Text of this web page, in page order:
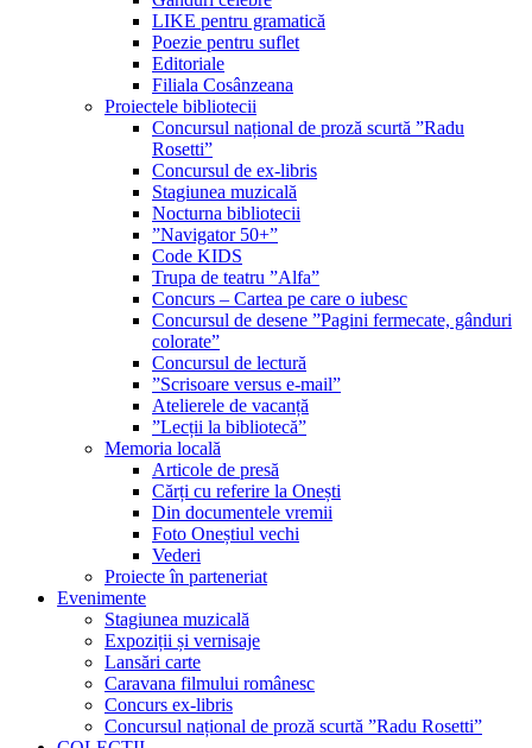
LIKE pentru gramatică
Poezie pentru suflet
Editoriale
Filiala Cosânzeana
Proiectele bibliotecii
Concursul național de proză scurtă ”Radu
Rosetti”
Concursul de ex-libris
Stagiunea muzicală
Nocturna bibliotecii
”Navigator 50+”
Code KIDS
Trupa de teatru ”Alfa”
Concurs – Cartea pe care o iubesc
Concursul de desene ”Pagini fermecate, gânduri
colorate”
Concursul de lectură
”Scrisoare versus e-mail”
Atelierele de vacanță
”Lecții la bibliotecă”
Memoria locală
Articole de presă
Cărți cu referire la Onești
Din documentele vremii
Foto Oneștiul vechi
Vederi
Proiecte în parteneriat
Evenimente
Stagiunea muzicală
Expoziții și vernisaje
Lansări carte
Caravana filmului românesc
Concurs ex-libris
Concursul național de proză scurtă ”Radu Rosetti”